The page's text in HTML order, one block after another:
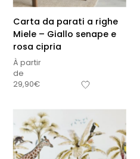
Carta da parati a righe
Miele – Giallo senape e
rosa cipria
À partir
de
29,90€